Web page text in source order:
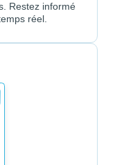
Restez informé
réel.